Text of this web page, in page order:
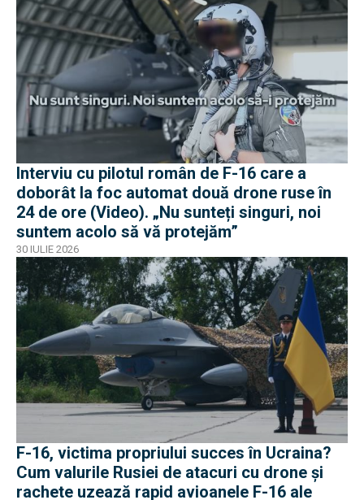
Interviu cu pilotul român de F-16 care a
doborât la foc automat două drone ruse în
24 de ore (Video). „Nu sunteți singuri, noi
suntem acolo să vă protejăm”
30 IULIE 2026
F-16, victima propriului succes în Ucraina?
Cum valurile Rusiei de atacuri cu drone și
rachete uzează rapid avioanele F-16 ale